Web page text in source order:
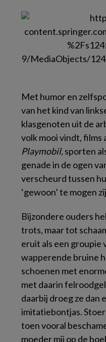
Met humor en
van het kind van
klasgenoten uit de
volk mooi vindt, films
Playmobil,sporten
genade in de ogen
verscheurd tussen
‘gewoon’ te mogen
Bijzondere ouders
trots, maar tot
eruit als een groupie
wapperende bruine
schoenen met
met daarin
daarbij droeg ze dan
imitatiebontjas. Stoer
toen vooral
moeder mij op de